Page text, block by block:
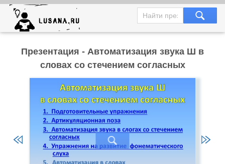
Презентация - Автоматизация звука Ш в
словах со стечением согласных